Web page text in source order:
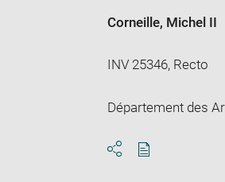
Corneille, Michel II
INV 25346, Recto
Département des